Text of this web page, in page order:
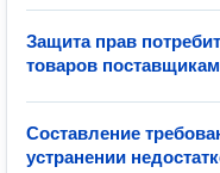
Защита прав
товаров поставщикам
Составление
устранении